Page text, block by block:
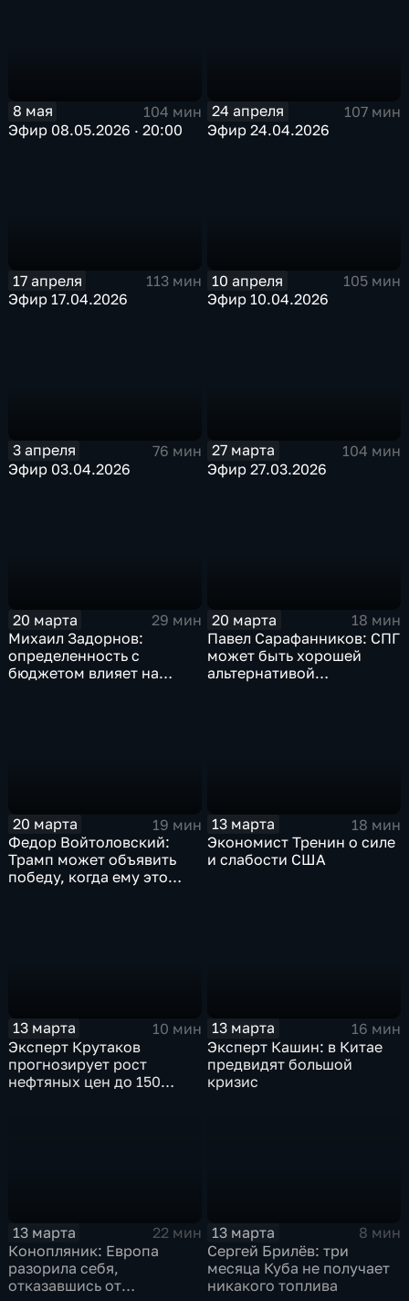
8 мая
104 мин
Эфир 08.05.2026 · 20:00
24 апреля
107 мин
Эфир 24.04.2026
17 апреля
113 мин
Эфир 17.04.2026
10 апреля
105 мин
Эфир 10.04.2026
3 апреля
76 мин
Эфир 03.04.2026
27 марта
104 мин
Эфир 27.03.2026
20 марта
29 мин
Михаил Задорнов:
определенность с
бюджетом влияет на
20 марта
18 мин
Павел Сарафанников: СПГ
может быть хорошей
альтернативой
20 марта
19 мин
Федор Войтоловский:
Трамп может объявить
победу, когда ему это
13 марта
18 мин
Экономист Тренин о силе
и слабости США
13 марта
10 мин
Эксперт Крутаков
прогнозирует рост
нефтяных цен до 150
13 марта
16 мин
Эксперт Кашин: в Китае
предвидят большой
кризис
13 марта
22 мин
Конопляник: Европа
разорила себя,
отказавшись от
13 марта
8 мин
Сергей Брилёв: три
месяца Куба не получает
никакого топлива